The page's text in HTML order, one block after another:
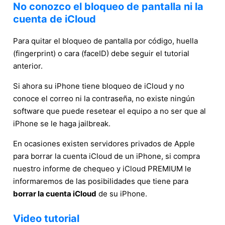
No conozco el bloqueo de pantalla ni la
cuenta de iCloud
Para quitar el bloqueo de pantalla por código, huella
(fingerprint) o cara (faceID) debe seguir el tutorial
anterior.
Si ahora su iPhone tiene bloqueo de iCloud y no
conoce el correo ni la contraseña, no existe ningún
software que puede resetear el equipo a no ser que al
iPhone se le haga jailbreak.
En ocasiones existen servidores privados de Apple
para borrar la cuenta iCloud de un iPhone, si compra
nuestro informe de chequeo y iCloud PREMIUM le
informaremos de las posibilidades que tiene para
borrar la cuenta iCloud de su iPhone.
Video tutorial